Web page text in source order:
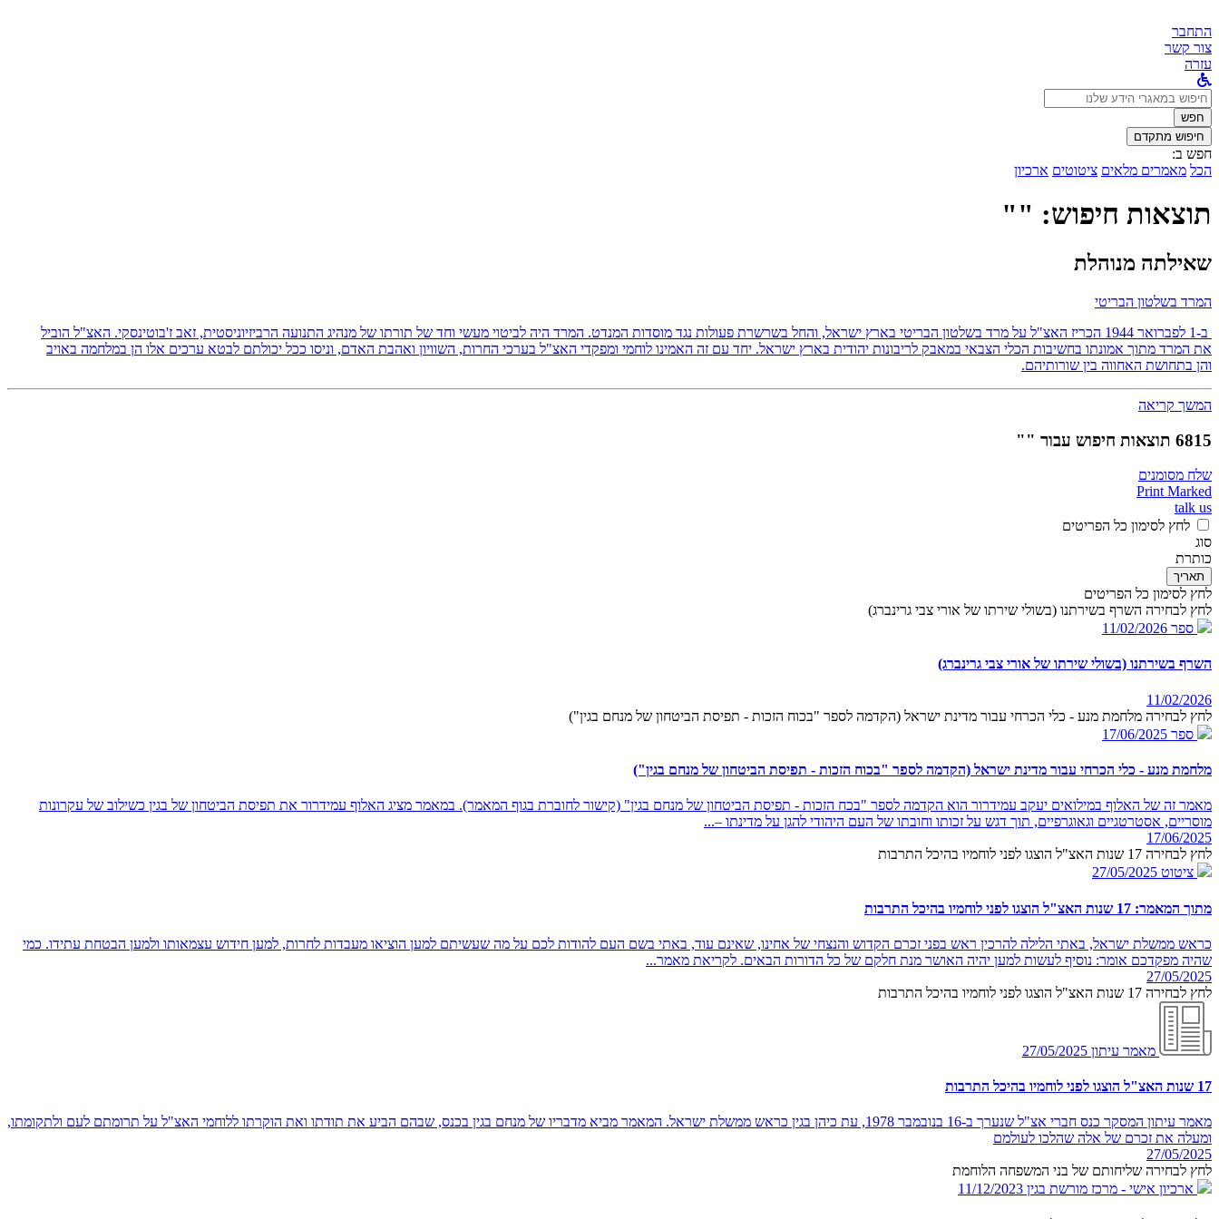
התחבר
צור קשר
עזרה
לחפש
ב:חפש
חיפוש מתקדם
חפש ב:
הכל מאמרים מלאים ציטוטים ארכיון
תוצאות חיפוש: ""
שאילתה מנוהלת
המרד בשלטון הבריטי
ב-1 לפברואר 1944 הכריז האצ"ל על מרד בשלטון הבריטי בארץ ישראל, והחל בשרשרת פעולות נגד מוסדות המנדט. המרד היה לביטוי מעשי וחד של תורתו של מנהיג התנועה הרביזיוניסטית, זאב ז'בוטינסקי. האצ"ל הוביל
את המרד מתוך אמונתו בחשיבות הכלי הצבאי במאבק לריבונות יהודית בארץ ישראל. יחד עם זה האמינו לוחמי ומפקדי האצ"ל בערכי החרות, השוויון ואהבת האדם, וניסו ככל יכולתם לבטא ערכים אלו הן במלחמה באויב
והן בתחושת האחווה בין שורותיהם.
המשך קריאה
6815 תוצאות חיפוש עבור ""
שלח מסומנים
Print Marked
talk us
לחץ לסימון כל הפריטים
סוג
כותרת
תאריך
לחץ לסימון כל הפריטים
לחץ לבחירה השרף בשירתנו (בשולי שירתו של אורי צבי גרינברג)
ספר 11/02/2026
השרף בשירתנו (בשולי שירתו של אורי צבי גרינברג)
11/02/2026
לחץ לבחירה מלחמת מנע - כלי הכרחי עבור מדינת ישראל (הקדמה לספר "בכוח הזכות - תפיסת הביטחון של מנחם בגין")
ספר 17/06/2025
מלחמת מנע - כלי הכרחי עבור מדינת ישראל (הקדמה לספר "בכוח הזכות - תפיסת הביטחון של מנחם בגין")
מאמר זה של האלוף במילואים יעקב עמידרור הוא הקדמה לספר "בכח הזכות - תפיסת הביטחון של מנחם בגין" (קישור לחוברת בגוף המאמר). במאמר מציג האלוף עמידרור את תפיסת הביטחון של בגין כשילוב של עקרונות
מוסריים, אסטרטגיים וגאוגרפיים, תוך דגש על זכותו וחובתו של העם היהודי להגן על מדינתו –...
17/06/2025
לחץ לבחירה 17 שנות האצ"ל הוצגו לפני לוחמיו בהיכל התרבות
ציטוט 27/05/2025
מתוך המאמר: 17 שנות האצ"ל הוצגו לפני לוחמיו בהיכל התרבות
כראש ממשלת ישראל, באתי הלילה להרכין ראש בפני זכרם הקדוש והנצחי של אחינו, שאינם עוד, באתי בשם העם להודות לכם על מה שעשיתם למען הוציאו מעבדות לחרות, למען חידוש עצמאותו ולמען הבטחת עתידו. כמי
שהיה מפקדכם אומר: נוסיף לעשות למען יהיה האושר מנת חלקם של כל הדורות הבאים. לקריאת מאמר...
27/05/2025
לחץ לבחירה 17 שנות האצ"ל הוצגו לפני לוחמיו בהיכל התרבות
מאמר עיתון 27/05/2025
17 שנות האצ"ל הוצגו לפני לוחמיו בהיכל התרבות
מאמר עיתון המסקר כנס חברי אצ"ל שנערך ב-16 בנובמבר 1978, עת כיהן בגין כראש ממשלת ישראל. המאמר מביא מדבריו של מנחם בגין בכנס, שבהם הביע את תודתו ואת הוקרתו ללוחמי האצ"ל על תרומתם לעם ולתקומתו,
ומעלה את זכרם של אלה שהלכו לעולמם
27/05/2025
לחץ לבחירה שליחותם של בני המשפחה הלוחמת
ארכיון אישי - מרכז מורשת בגין 11/12/2023